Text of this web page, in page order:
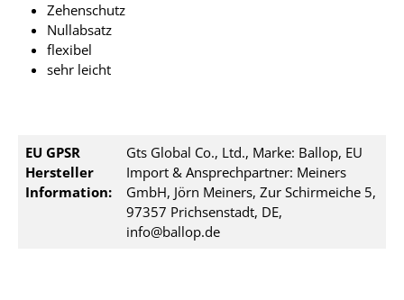
Zehenschutz
Nullabsatz
flexibel
sehr leicht
EU GPSR
Hersteller
Information:
Gts Global Co., Ltd., Marke: Ballop, EU
Import & Ansprechpartner: Meiners
GmbH, Jörn Meiners, Zur Schirmeiche 5,
97357 Prichsenstadt, DE,
info@ballop.de